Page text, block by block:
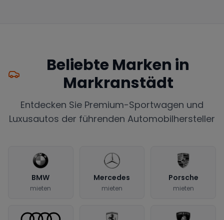
Beliebte Marken in
Markranstädt
Entdecken Sie Premium-Sportwagen und
Luxusautos der führenden Automobilhersteller
BMW
mieten
Mercedes
mieten
Porsche
mieten